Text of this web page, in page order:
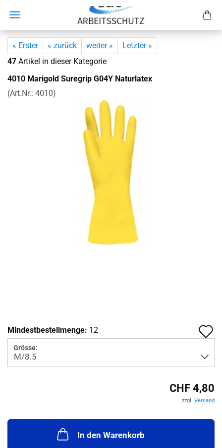
« Erster « zurück weiter »
Letzter »
47 Artikel in dieser Kategorie
4010 Ma­ri­gold Su­re­grip G04Y Na­tur­la­tex
(Art.Nr.: 4010)
Mindestbestellmenge: 12
Grösse:
CHF 4,80
zzgl. Versand
In den Warenkorb